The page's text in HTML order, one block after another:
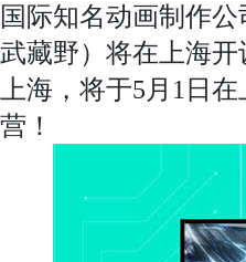
国际知名动画制作
武藏野）将在上海
上海，将于5月1日
营！